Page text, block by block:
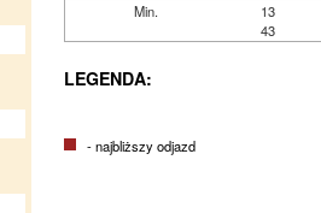
Min.
13
43
LEGENDA:
- najbliższy odjazd